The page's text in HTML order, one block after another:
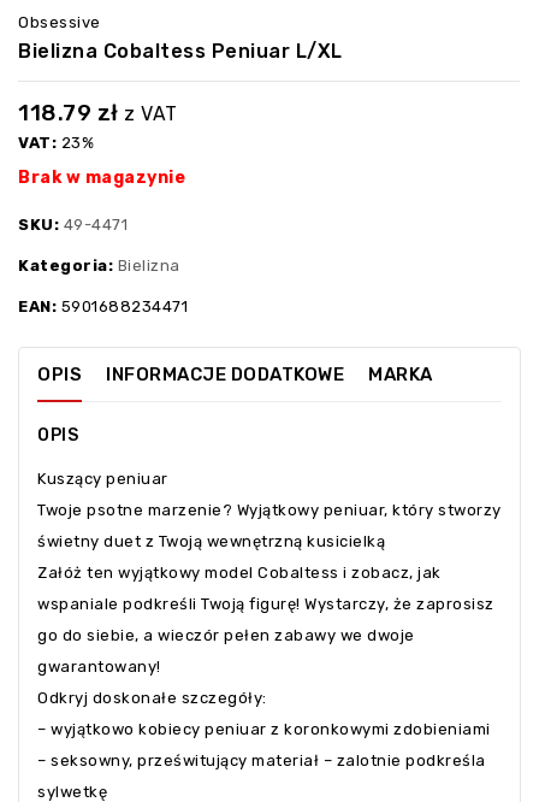
Obsessive
Bielizna Cobaltess Peniuar L/XL
118.79 zł z VAT
VAT: 23%
Brak w magazynie
SKU: 49-4471
Kategoria: Bielizna
EAN: 5901688234471
OPIS INFORMACJE DODATKOWE MARKA
OPIS
Kuszący peniuar
Twoje psotne marzenie? Wyjątkowy peniuar, który stworzy
świetny duet z Twoją wewnętrzną kusicielką
Załóż ten wyjątkowy model Cobaltess i zobacz, jak
wspaniale podkreśli Twoją figurę! Wystarczy, że zaprosisz
go do siebie, a wieczór pełen zabawy we dwoje
gwarantowany!
Odkryj doskonałe szczegóły:
– wyjątkowo kobiecy peniuar z koronkowymi zdobieniami
– seksowny, prześwitujący materiał – zalotnie podkreśla
sylwetkę